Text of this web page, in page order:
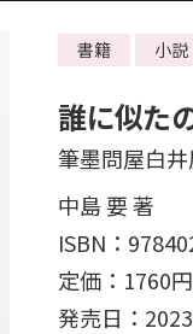
書籍 小説
誰に似た
筆墨問屋白井
中島 要 著
ISBN：
定価：1760円
発売日：